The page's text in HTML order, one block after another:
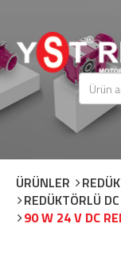
ÜRÜNLER
REDÜKTÖRLÜ
90 W 24 V DC